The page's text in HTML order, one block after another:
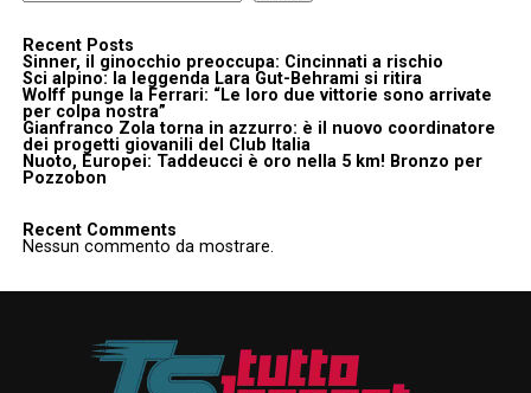
Recent Posts
Sinner, il ginocchio preoccupa: Cincinnati a rischio
Sci alpino: la leggenda Lara Gut-Behrami si ritira
Wolff punge la Ferrari: “Le loro due vittorie sono arrivate
per colpa nostra”
Gianfranco Zola torna in azzurro: è il nuovo coordinatore
dei progetti giovanili del Club Italia
Nuoto, Europei: Taddeucci è oro nella 5 km! Bronzo per
Pozzobon
Recent Comments
Nessun commento da mostrare.